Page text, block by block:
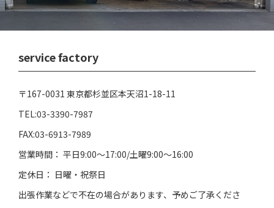
service factory
〒167-0031 東京都杉並区本天沼1-18-11
TEL:03-3390-7987
FAX:03-6913-7989
営業時間： 平日9:00～17:00/土曜9:00～16:00
定休日： 日曜・祝祭日
出張作業などで不在の場合があります、予めご了承くださ